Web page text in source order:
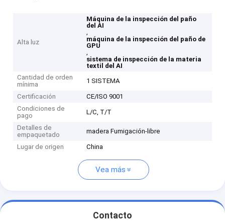
Alta luz
Máquina de la inspección del paño
del AI
,
máquina de la inspección del paño de
GPU
,
sistema de inspección de la materia
textil del AI
Cantidad de orden
mínima
1 SISTEMA
Certificación
CE/ISO 9001
Condiciones de
pago
L/C, T/T
Detalles de
empaquetado
madera Fumigación-libre
Lugar de origen China
Vea más
Contacto